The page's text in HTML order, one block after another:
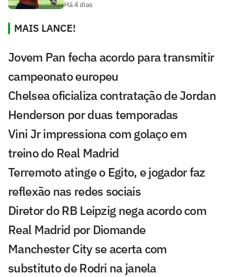
Há 4 dias
MAIS LANCE!
Jovem Pan fecha acordo para transmitir
campeonato europeu
Chelsea oficializa contratação de Jordan
Henderson por duas temporadas
Vini Jr impressiona com golaço em
treino do Real Madrid
Terremoto atinge o Egito, e jogador faz
reflexão nas redes sociais
Diretor do RB Leipzig nega acordo com
Real Madrid por Diomande
Manchester City se acerta com
substituto de Rodri na janela